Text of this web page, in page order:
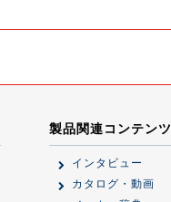
製品関連コンテンツ
インタビュー
カタログ・動画